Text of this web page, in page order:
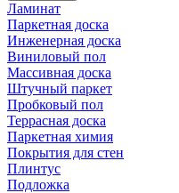
Ламинат
Паркетная доска
Инженерная доска
Виниловый пол
Массивная доска
Штучный паркет
Пробковый пол
Террасная доска
Паркетная химия
Покрытия для стен
Плинтус
Подложка